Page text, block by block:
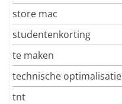
store mac
studentenkorting
te maken
technische optimalisatie
tnt